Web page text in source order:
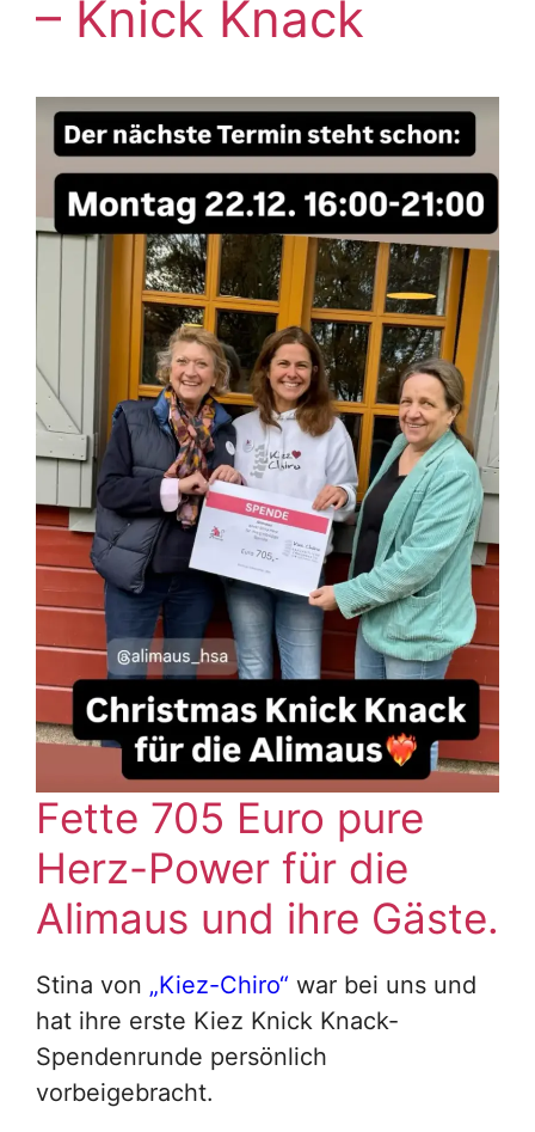
– Knick Knack
Fette 705 Euro pure
Herz-Power für die
Alimaus und ihre Gäste.
Stina von „Kiez-Chiro“ war bei uns und
hat ihre erste Kiez Knick Knack-
Spendenrunde persönlich
vorbeigebracht.